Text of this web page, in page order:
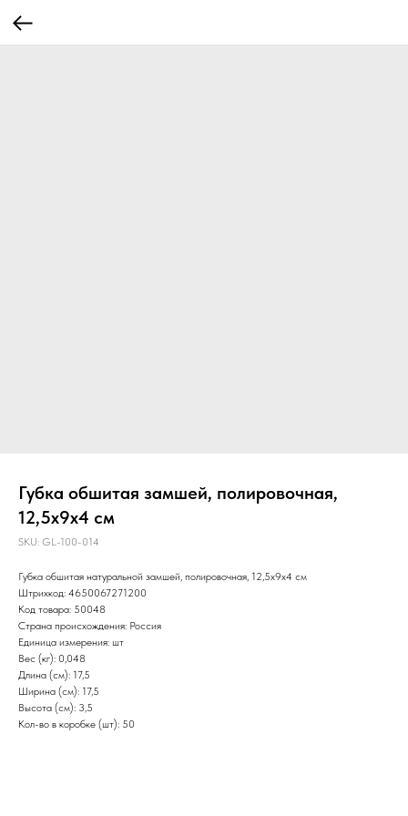
Губка обшитая замшей, полировочная,
12,5х9х4 см
SKU: GL-100-014
Губка обшитая натуральной замшей, полировочная, 12,5х9х4 см
Штрихкод: 4650067271200
Код товара: 50048
Страна происхождения: Россия
Единица измерения: шт
Вес (кг): 0,048
Длина (см): 17,5
Ширина (см): 17,5
Высота (см): 3,5
Кол-во в коробке (шт): 50